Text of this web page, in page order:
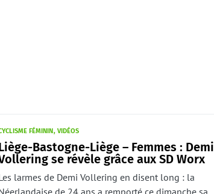
FÉMININ VIDÉOS
Bastogne-Liège – Femmes : Demi
se révèle grâce aux SD Worx
larmes de Demi Vollering en disent long : la
de 24 ans a remporté ce dimanche sa